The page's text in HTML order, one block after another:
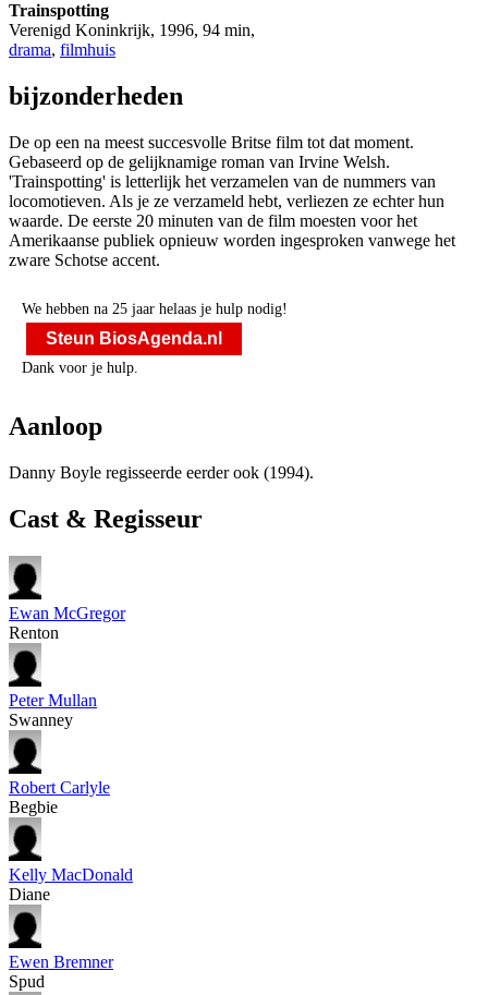
Trainspotting
Verenigd Koninkrijk, 1996, 94 min,
drama, filmhuis
bijzonderheden
De op een na meest succesvolle Britse film tot dat moment.
Gebaseerd op de gelijknamige roman van Irvine Welsh.
'Trainspotting' is letterlijk het verzamelen van de nummers van
locomotieven. Als je ze verzameld hebt, verliezen ze echter hun
waarde. De eerste 20 minuten van de film moesten voor het
Amerikaanse publiek opnieuw worden ingesproken vanwege het
zware Schotse accent.
We hebben na 25 jaar helaas je hulp nodig!
Steun BiosAgenda.nl
Dank voor je hulp.
Aanloop
Danny Boyle regisseerde eerder ook (1994).
Cast & Regisseur
Ewan McGregor
Renton
Peter Mullan
Swanney
Robert Carlyle
Begbie
Kelly MacDonald
Diane
Ewen Bremner
Spud